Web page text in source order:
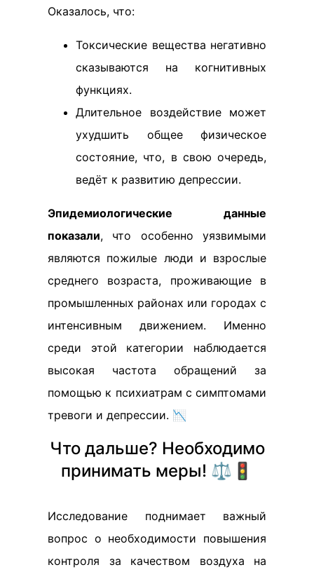
Оказалось, что:
Токсические вещества негативно
сказываются на когнитивных
функциях.
Длительное воздействие может
ухудшить общее физическое
состояние, что, в свою очередь,
ведёт к развитию депрессии.
Эпидемиологические данные
показали, что особенно уязвимыми
являются пожилые люди и взрослые
среднего возраста, проживающие в
промышленных районах или городах с
интенсивным движением. Именно
среди этой категории наблюдается
высокая частота обращений за
помощью к психиатрам с симптомами
тревоги и депрессии. 📉
Что дальше? Необходимо
принимать меры! ⚖️🚦
Исследование поднимает важный
вопрос о необходимости повышения
контроля за качеством воздуха на